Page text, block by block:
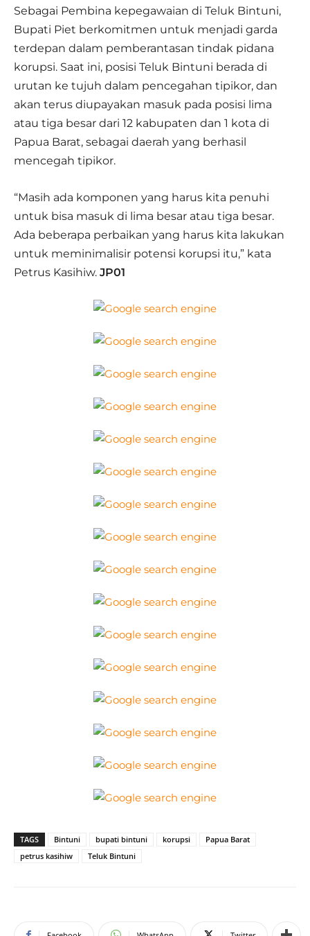
Sebagai Pembina kepegawaian di Teluk Bintuni,
Bupati Piet berkomitmen untuk menjadi garda
terdepan dalam pemberantasan tindak pidana
korupsi. Saat ini, posisi Teluk Bintuni berada di
urutan ke tujuh dalam pencegahan tipikor, dan
akan terus diupayakan masuk pada posisi lima
atau tiga besar dari 12 kabupaten dan 1 kota di
Papua Barat, sebagai daerah yang berhasil
mencegah tipikor.
“Masih ada komponen yang harus kita penuhi
untuk bisa masuk di lima besar atau tiga besar.
Ada beberapa perbaikan yang harus kita lakukan
untuk meminimalisir potensi korupsi itu,” kata
Petrus Kasihiw. JP01
TAGS Bintuni bupati bintuni korupsi
Papua Barat
petrus kasihiw
Teluk Bintuni